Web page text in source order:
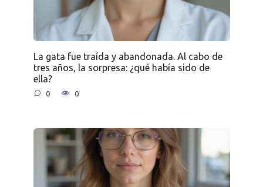
La gata fue traída y abandonada. Al cabo de
tres años, la sorpresa: ¿qué había sido de
ella?
0 0